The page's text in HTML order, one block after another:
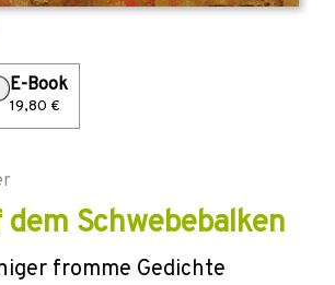
E-Book
19,80 €
Schwebebalken
fromme Gedichte